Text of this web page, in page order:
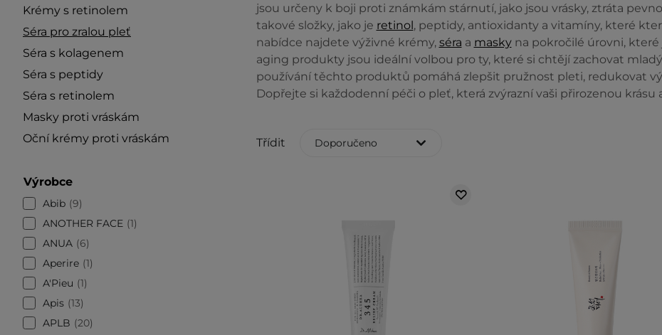
Krémy s retinolem
Séra pro zralou pleť
Séra s kolagenem
Séra s peptidy
Séra s retinolem
Masky proti vráskám
Oční krémy proti vráskám
Výrobce
Abib 9
ANOTHER FACE 1
ANUA
6
Aperire 1
A'Pieu
1
Apis 13
APLB
20
jsou určeny k boji proti známkám stárnutí, jako jsou vrásky, ztráta
takové složky, jako je retinol, peptidy, antioxidanty a vitamíny, které
nabídce najdete výživné krémy, séra a maskyna pokročilé úrovni,
aging produkty jsou ideální volbou pro ty, které si chtějí zachovat
používání těchto produktů pomáhá zlepšit pružnost pleti, redukovat
Dopřejte si každodenní péči o pleť, která zvýrazní vaši přirozenou krásu
Třídit Doporučeno